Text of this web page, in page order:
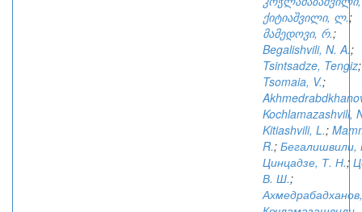
ქიტიაშვილი, ლ.;
მამედოვი, რ.;
Begalishvili, N. A.;
Tsintsadze, Tengiz;
Tsomaia, V.;
Kochlamazashvili,
Kitiashvili, L.;
R.; Бегалишвили,
Цинцадзе, Т. Н.;
В. Ш.;